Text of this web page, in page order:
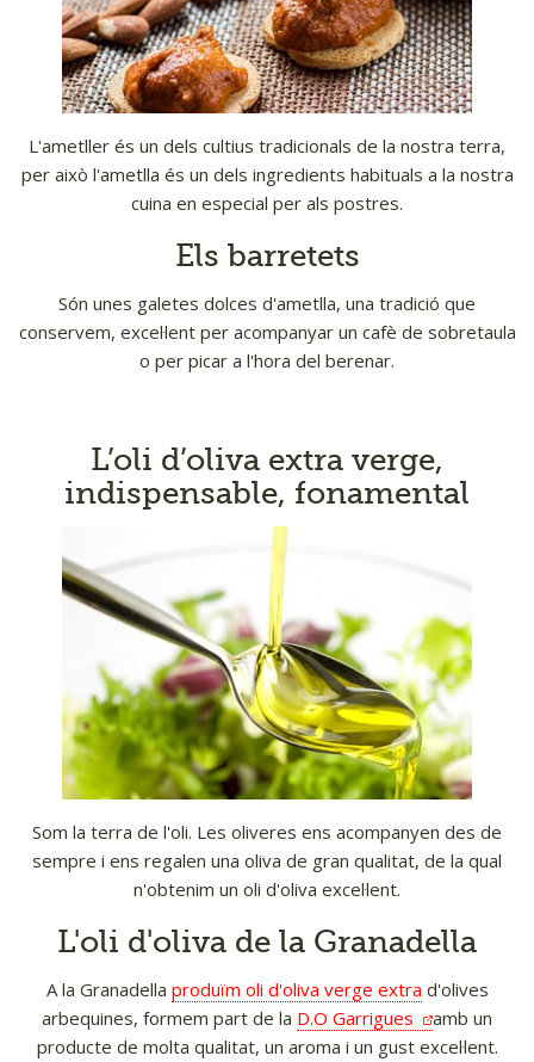
L'ametller és un dels cultius tradicionals de la nostra terra,
per això l'ametlla és un dels ingredients habituals a la nostra
cuina en especial per als postres.
Els barretets
Són unes galetes dolces d'ametlla, una tradició que
conservem, excel·lent per acompanyar un cafè de sobretaula
o per picar a l'hora del berenar.
L’oli d’oliva extra verge,
indispensable, fonamental
Som la terra de l'oli. Les oliveres ens acompanyen des de
sempre i ens regalen una oliva de gran qualitat, de la qual
n'obtenim un oli d'oliva excel·lent.
L'oli d'oliva de la Granadella
A la Granadella produïm oli d'oliva verge extra d'olives
arbequines, formem part de la D.O Garrigues
amb un
producte de molta qualitat, un aroma i un gust excel·lent.